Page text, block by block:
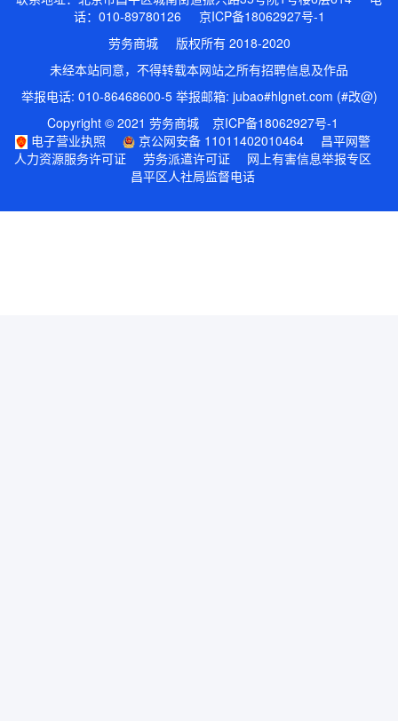
话：010-89780126 京ICP备18062927号-1
劳务商城 版权所有 2018-2020
未经本站同意，不得转载本网站之所有招聘信息及作品
举报电话: 010-86468600-5 举报邮箱: jubao#hlgnet.com (#改@)
Copyright © 2021 劳务商城
京ICP备18062927号-1
电子营业执照
京公网安备 11011402010464
昌平网警
人力资源服务许可证
劳务派遣许可证
网上有害信息举报专区
昌平区人社局监督电话